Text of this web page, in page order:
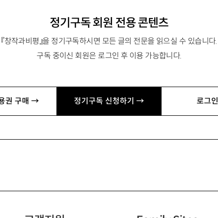
정기구독 회원 전용 콘텐츠
『창작과비평』을 정기구독하시면 모든 글의 전문을 읽으실 수 있습니다.
구독 중이신 회원은 로그인 후 이용 가능합니다.
권 구매 → 정기구독 신청하기 → 로그